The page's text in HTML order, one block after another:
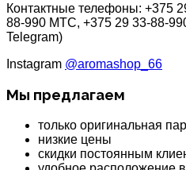
Контактные телефоны: +375
88-990 МТС, +375 29 33-88-
Telegram)
Instagram @aromashop_66
Мы предлагаем
только оригинальная
низкие цены
скидки постоянным